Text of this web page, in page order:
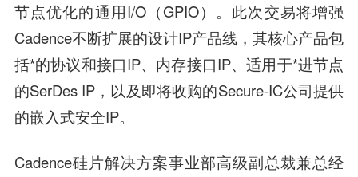
节点优化的通用I/O（GPIO）。此次交易将增强
Cadence不断扩展的设计IP产品线，其核心产品包
括*的协议和接口IP、内存接口IP、适用于*进节点
的SerDes IP，以及即将收购的Secure-IC公司提供
的嵌入式安全IP。
Cadence硅片解决方案事业部高级副总裁兼总经